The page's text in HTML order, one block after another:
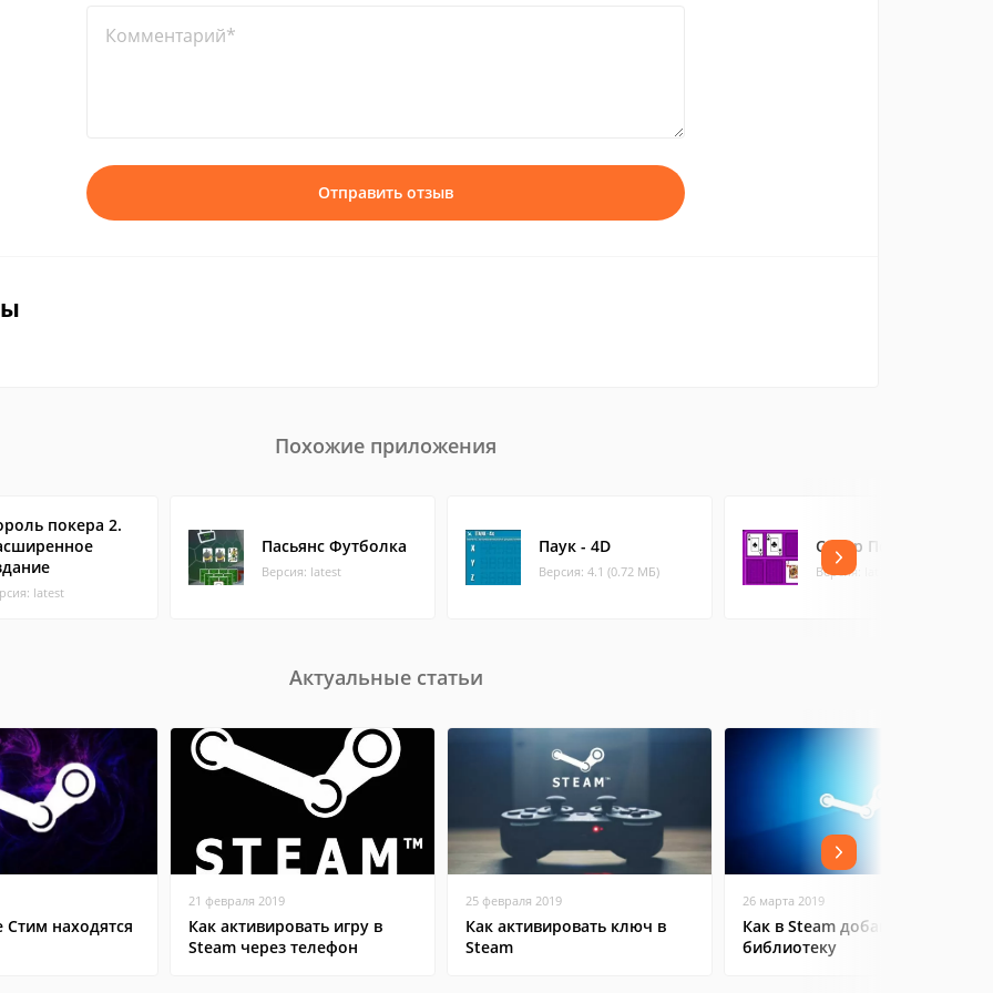
Комментарий*
Отправить отзыв
Похожие приложения
покера 2.
latest
Пасьянс Футболка
Версия: latest
Паук - 4D
Версия: 4.1 (0.72 МБ)
Супер Покер!
Версия: latest
Актуальные статьи
Стим находятся
21 февраля 2019
Как активировать игру в
Steam через телефон
25 февраля 2019
Как активировать ключ в
Steam
26 марта 2019
Как в Steam добавить игру в
библиотеку